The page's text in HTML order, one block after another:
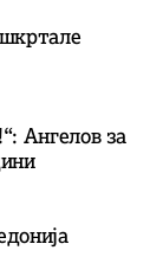
Ангелов за